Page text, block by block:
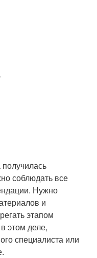
соблюдать все
Нужно
и
этапом
этом деле,
специалиста или